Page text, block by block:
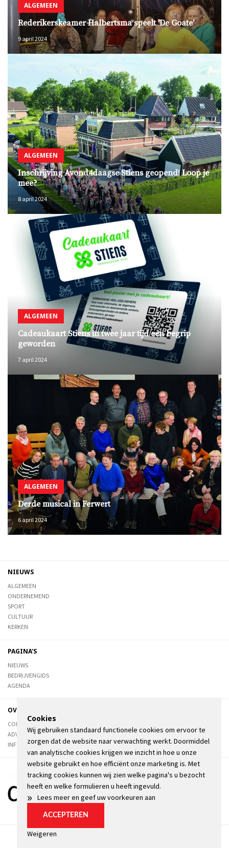
ALGEMEEN
Rederikerskeamer Halbertsma speelt 'De Goate'
9 april 2024
ALGEMEEN
Inschrijving Avond4daagse Stiens geopend! Loop je
mee?
8 april 2024
ALGEMEEN
Cadeaukaart Stiens in twee jaar tijd een begrip
geworden
7 april 2024
ALGEMEEN
Derde musical in Ferwert
6 april 2024
NIEUWS
ALGEMEEN
ONDERNEMEND
SPORT
CULTUUR
KERKEN
PAGINA'S
NIEUWS
BEDRIJVENGIDS
AGENDA
OVER DE STIENSER
CONTACT
ADVERTEREN
INFORMATIE
Algemene voorwaarden
Cookies
Wij gebruiken standaard functionele cookies om ervoor te
zorgen dat de website naar verwachting werkt. Doormiddel
van analytische cookies krijgen we inzicht in hoe u onze
website gebruikt en hoe efficiënt onze marketing is. Met
tracking cookies kunnen wij zien welke pagina's u bezocht
heeft en welke formulieren u heeft ingevuld.
» Lees meer en geef uw voorkeuren aan
ACCEPTEREN
Weigeren